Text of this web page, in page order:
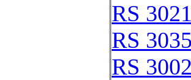
RS
RS
RS